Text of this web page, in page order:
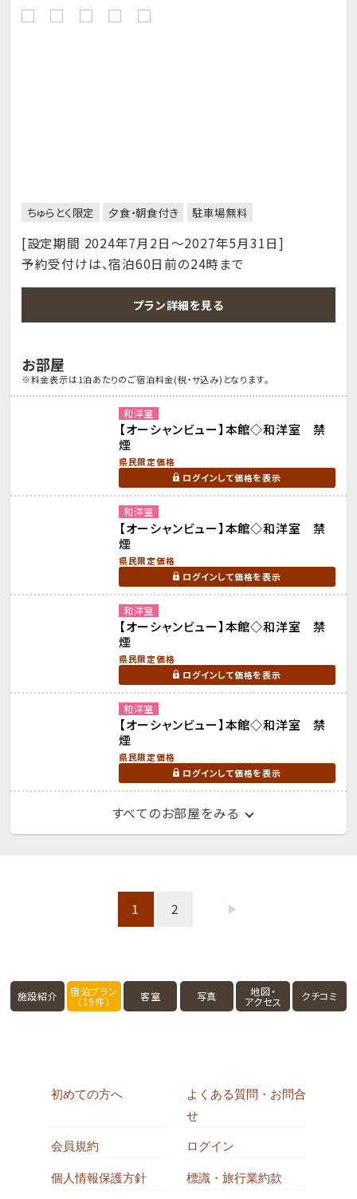
ちゅらとく限定 夕食・朝食付き 駐車場無料
[設定期間 2024年7月2日～2027年5月31日]
予約受付けは、宿泊60日前の24時まで
プラン詳細を見る
お部屋
※料金表示は1泊あたりのご宿泊料金(税・サ込み)となります。
和洋室
【オーシャンビュー】本館◇和洋室 禁
煙
県民限定価格
ログインして価格を表示
和洋室
【オーシャンビュー】本館◇和洋室 禁
煙
県民限定価格
ログインして価格を表示
和洋室
【オーシャンビュー】本館◇和洋室 禁
煙
県民限定価格
ログインして価格を表示
和洋室
【オーシャンビュー】本館◇和洋室 禁
煙
県民限定価格
ログインして価格を表示
すべてのお部屋をみる
1 2
施設紹介 宿泊プラン
（19件） 客室 写真 地図・
アクセス クチコミ
初めての方へ
よくある質問・お問合
せ
会員規約 ログイン
個人情報保護方針 標識・旅行業約款